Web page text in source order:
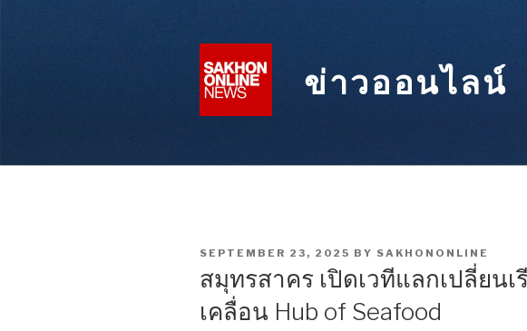
ข่าวออนไลน์
POSTED
SEPTEMBER 23, 2025 BY SAKHONONLINE
สมุทรสาคร เปิดเวทีแลกเปลี่ยนเ
เคลื่อน Hub of Seafood